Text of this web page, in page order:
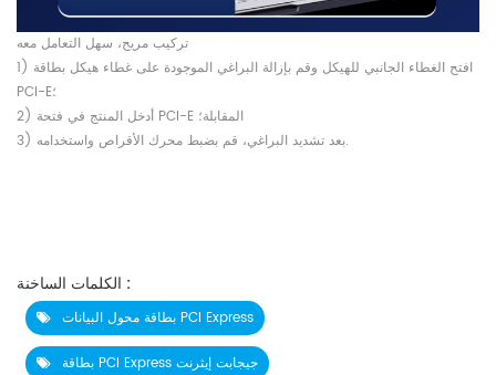
تركيب مريح، سهل التعامل معه
1) افتح الغطاء الجانبي للهيكل وقم بإزالة البراغي الموجودة على غطاء هيكل بطاقة
PCI-E؛
2) أدخل المنتج في فتحة PCI-E المقابلة؛
3) بعد تشديد البراغي، قم بضبط محرك الأقراص واستخدامه.
الكلمات الساخنة :
بطاقة محول البيانات PCI Express
بطاقة PCI Express جيجابت إيثرنت